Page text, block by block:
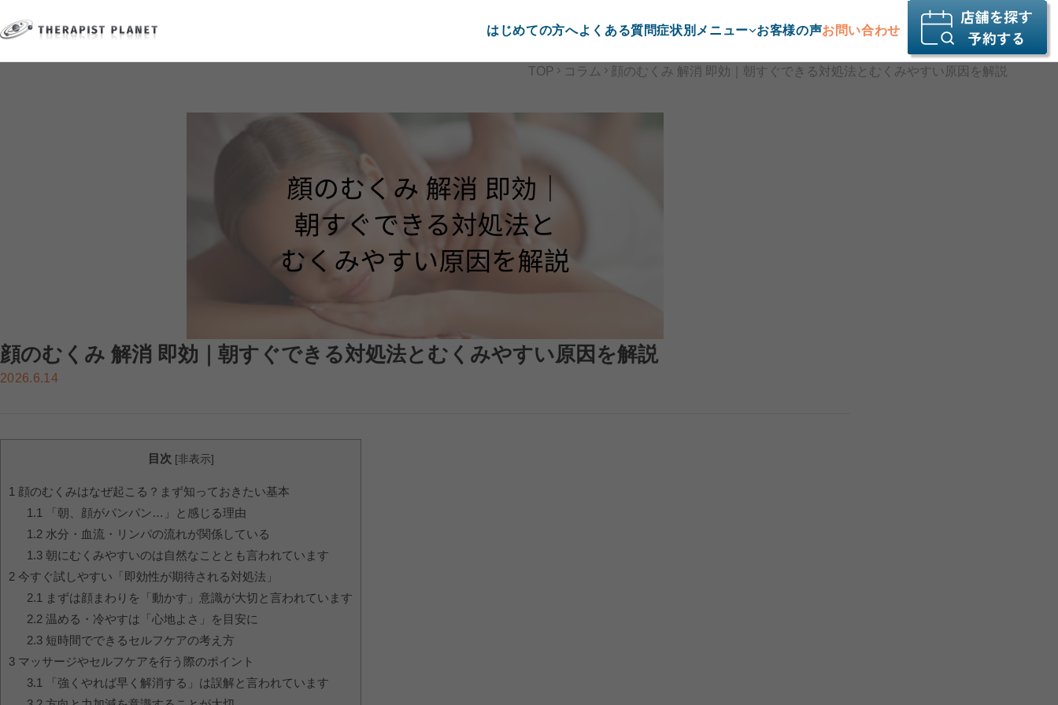
はじめての方へよくある質問症状別メニュー お客様の声お問い合わせ
TOP コラム 顔のむくみ 解消 即効｜朝すぐできる対処法とむくみやすい原因を解説
顔のむくみ 解消 即効｜朝すぐできる対処法とむくみやすい原因を解説
2026.6.14
目次 [非表示]
1 顔のむくみはなぜ起こる？まず知っておきたい基本
1.1
「朝、顔がパンパン…」と感じる理由
1.2水分・血流・リンパの流れが関係している
1.3朝にむくみやすいのは自然なこととも言われています
2 今すぐ試しやすい「即効性が期待される対処法」
2.1
まずは顔まわりを「動かす」意識が大切と言われています
2.2温める・冷やすは「心地よさ」を目安に
2.3短時間でできるセルフケアの考え方
3 マッサージやセルフケアを行う際のポイント
3.1
「強くやれば早く解消する」は誤解と言われています